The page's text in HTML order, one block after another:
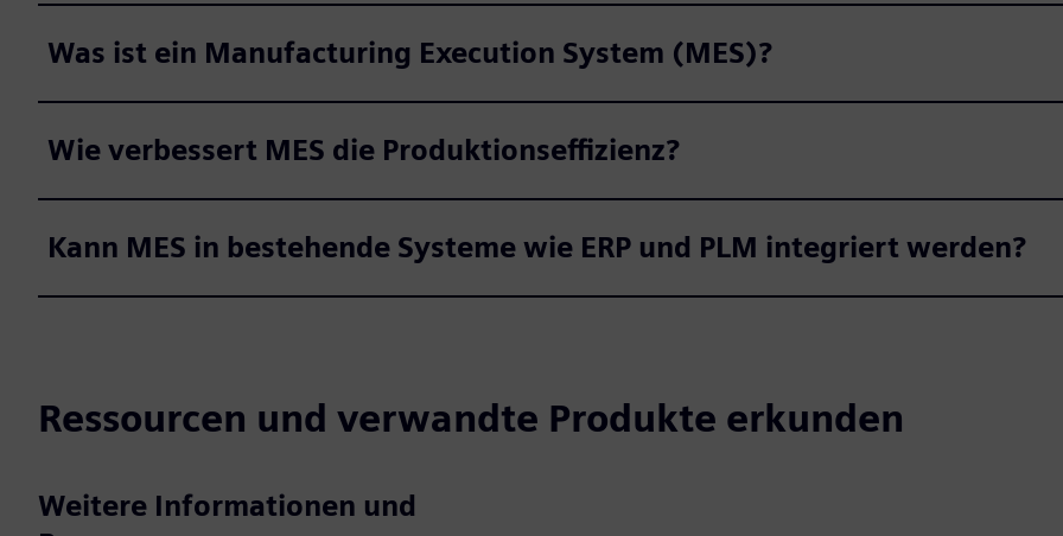
Was ist ein Manufacturing Execution System (MES)?
Wie verbessert MES die Produktionseffizienz?
Kann MES in bestehende Systeme wie ERP und PLM integriert werden?
Ressourcen und verwandte Produkte erkunden
Weitere Informationen und